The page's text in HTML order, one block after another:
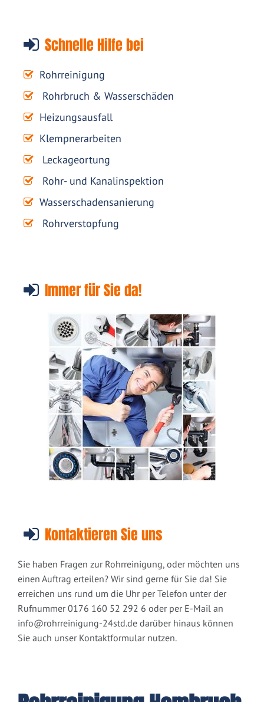
Schnelle Hilfe bei
Rohrreinigung
Rohrbruch & Wasserschäden
Heizungsausfall
Klempnerarbeiten
Leckageortung
Rohr- und Kanalinspektion
Wasserschadensanierung
Rohrverstopfung
Immer für Sie da!
Kontaktieren Sie uns
Sie haben Fragen zur Rohrreinigung, oder möchten uns
einen Auftrag erteilen? Wir sind gerne für Sie da! Sie
erreichen uns rund um die Uhr per Telefon unter der
Rufnummer 0176 160 52 292 6 oder per E-Mail an
info@rohrreinigung-24std.de darüber hinaus können
Sie auch unser Kontaktformular nutzen.